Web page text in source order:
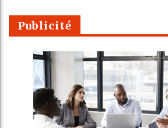
Publicité